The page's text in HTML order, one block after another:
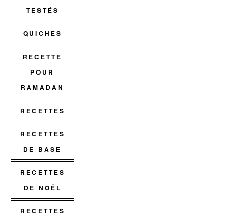
TESTÉS
QUICHES
RECETTE
POUR
RAMADAN
RECETTES
RECETTES
DE BASE
RECETTES
DE NOËL
RECETTES